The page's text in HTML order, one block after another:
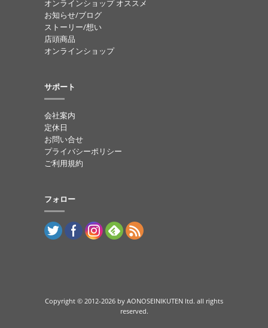
オンラインショップ オススメ
お知らせ/ブログ
ストーリー/想い
店頭商品
オンラインショップ
サポート
会社案内
定休日
お問い合せ
プライバシーポリシー
ご利用規約
フォロー
Copyright © 2012-2026 by AONOSEINIKUTEN ltd. all rights
reserved.